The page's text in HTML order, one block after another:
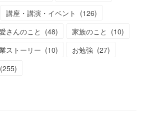
講座・講演・イベント (126)
さんのこと (48) 家族のこと (10)
ストーリー (10) お勉強 (27)
(255)